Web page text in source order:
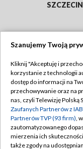
SZCZECIN
Abonament TVP
Emisja w TVP
Centrum
Naziemna
Szanujemy Twoją
Kliknij "Akceptuję i
korzystanie z technologii
dostęp do informacji na
przechowywanie oraz na
nas, czyli Telewizję Polską
Zaufanych Partnerów z
Partnerów TVP (93 firm),
zautomatyzowanego
mierzenia ich
także zgody na